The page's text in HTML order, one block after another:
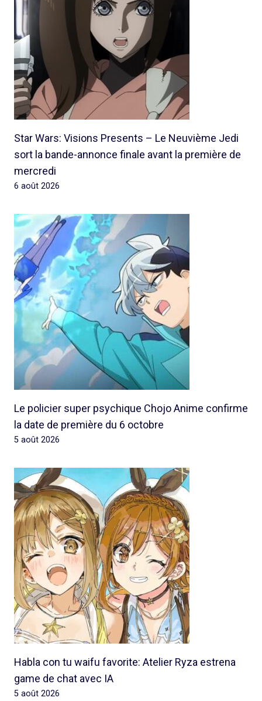
Star Wars: Visions Presents – Le Neuvième Jedi
sort la bande-annonce finale avant la première de
mercredi
6 août 2026
Le policier super psychique Chojo Anime confirme
la date de première du 6 octobre
5 août 2026
Habla con tu waifu favorite: Atelier Ryza estrena
game de chat avec IA
5 août 2026